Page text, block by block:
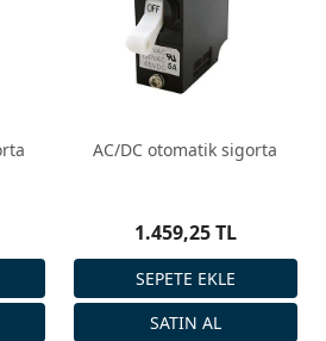
AC/DC otomatik sigorta
1.459,25 TL